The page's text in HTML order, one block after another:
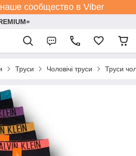
сообщество в Viber
Труси Чоловічі труси Труси